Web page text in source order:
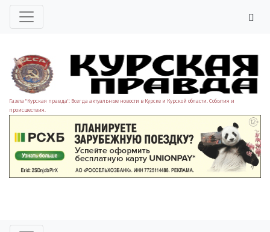
Газета "Курская правда". Всегда актуальные новости в Курске и Курской области. События и
происшествия.